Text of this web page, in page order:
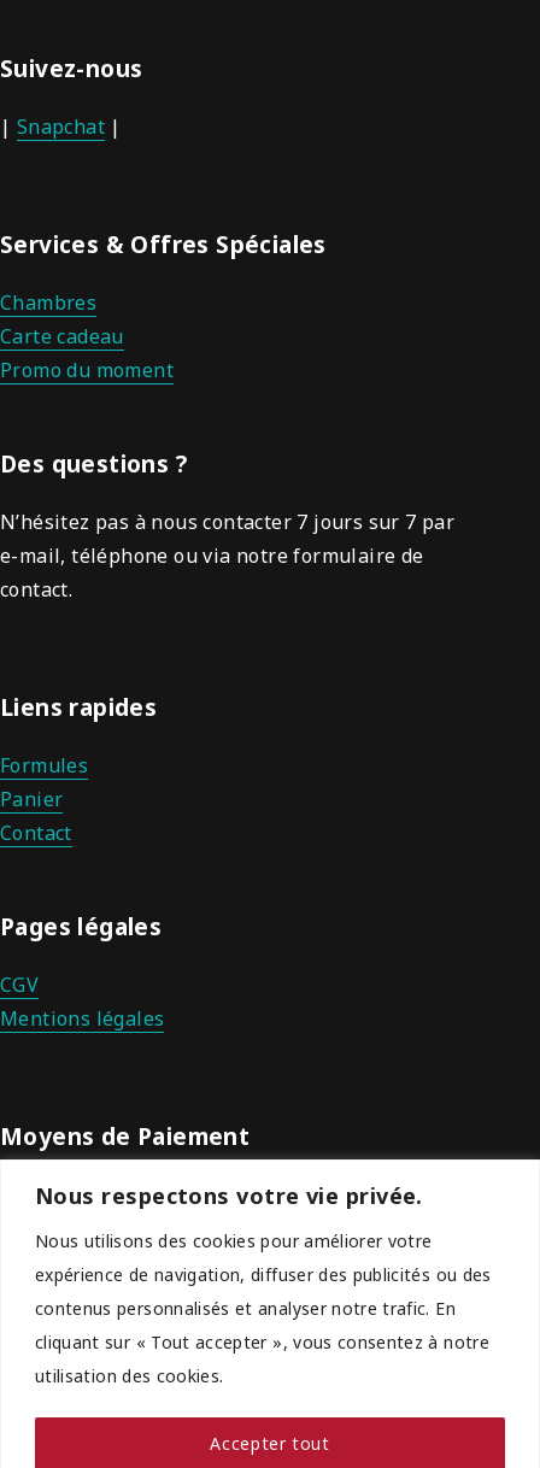
Nous respectons votre vie privée.
Nous utilisons des cookies pour améliorer votre
expérience de navigation, diffuser des publicités ou des
contenus personnalisés et analyser notre trafic. En
cliquant sur « Tout accepter », vous consentez à notre
utilisation des cookies.
Accepter tout
Suivez-nous
| Snapchat |
Services & Offres Spéciales
Chambres
Carte cadeau
Promo du moment
Des questions ?
N’hésitez pas à nous contacter 7 jours sur 7 par
e-mail, téléphone ou via notre formulaire de
contact.
Liens rapides
Formules
Panier
Contact
Pages légales
CGV
Mentions légales
Moyens de Paiement
Nous acceptons la plupart des passerelles de